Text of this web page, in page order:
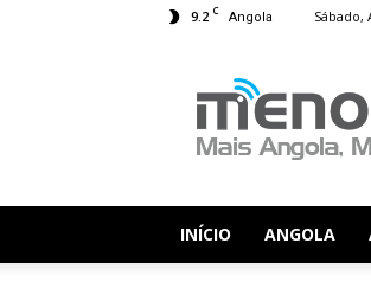
9.2 C Angola Sábado,
INÍCIO ANGOLA